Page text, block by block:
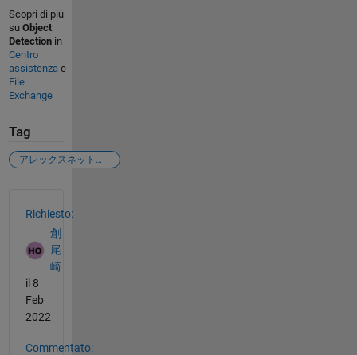
Scopri di più
su Object
Detectionin
Centro
assistenzae
File
Exchange
Tag
アレックスネットワーク
Richiesto:
創
尾
崎
il 8
Feb
2022
Commentato: